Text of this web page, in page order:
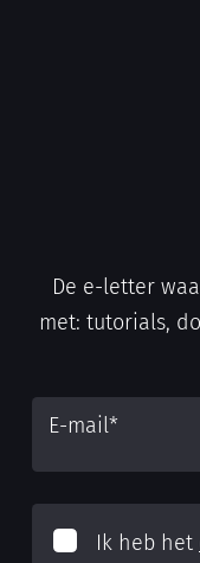
De e-letter
met: tutorials,
E-mail*
Ik heb het